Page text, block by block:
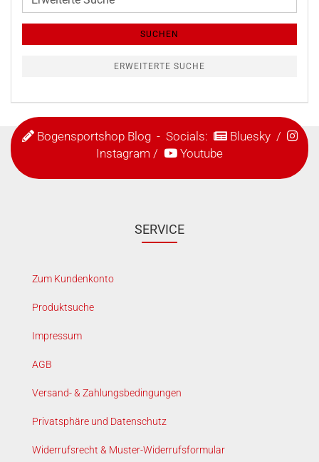
Suche
SUCHEN
ERWEITERTE SUCHE
Bogensportshop Blog- Socials: Bluesky/
Instagram / Youtube
SERVICE
Zum Kundenkonto
Produktsuche
Impressum
AGB
Versand- & Zahlungsbedingungen
Privatsphäre und Datenschutz
Widerrufsrecht & Muster-Widerrufsformular